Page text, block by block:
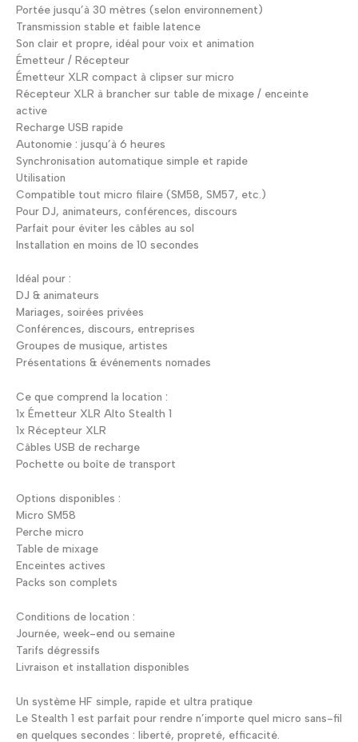
Portée jusqu’à 30 mètres (selon environnement)
Transmission stable et faible latence
Son clair et propre, idéal pour voix et animation
Émetteur / Récepteur
Émetteur XLR compact à clipser sur micro
Récepteur XLR à brancher sur table de mixage / enceinte
active
Recharge USB rapide
Autonomie : jusqu’à 6 heures
Synchronisation automatique simple et rapide
Utilisation
Compatible tout micro filaire (SM58, SM57, etc.)
Pour DJ, animateurs, conférences, discours
Parfait pour éviter les câbles au sol
Installation en moins de 10 secondes
Idéal pour :
DJ & animateurs
Mariages, soirées privées
Conférences, discours, entreprises
Groupes de musique, artistes
Présentations & événements nomades
Ce que comprend la location :
1x Émetteur XLR Alto Stealth 1
1x Récepteur XLR
Câbles USB de recharge
Pochette ou boîte de transport
Options disponibles :
Micro SM58
Perche micro
Table de mixage
Enceintes actives
Packs son complets
Conditions de location :
Journée, week-end ou semaine
Tarifs dégressifs
Livraison et installation disponibles
Un système HF simple, rapide et ultra pratique
Le Stealth 1 est parfait pour rendre n’importe quel micro sans-fil
en quelques secondes : liberté, propreté, efficacité.